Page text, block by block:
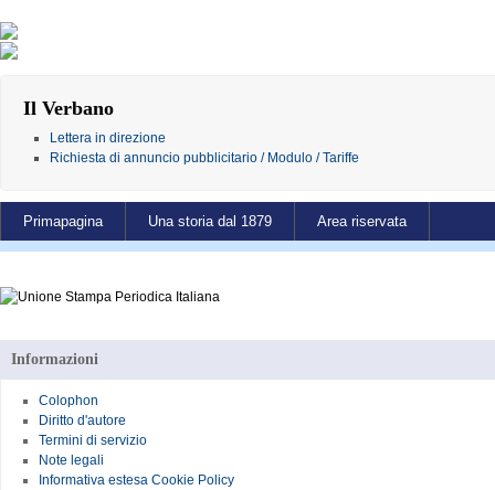
Il Verbano
Lettera in direzione
Richiesta di annuncio pubblicitario / Modulo / Tariffe
Primapagina Una storia dal 1879 Area riservata
Informazioni
Colophon
Diritto d'autore
Termini di servizio
Note legali
Informativa estesa Cookie Policy